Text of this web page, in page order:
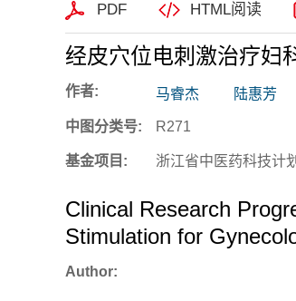
PDF HTML阅读
经皮穴位电刺激治疗妇
作者: 马睿杰 陆惠芳
中图分类号: R271
基金项目: 浙江省中医药科技计
Clinical Research
Stimulation for
Author: